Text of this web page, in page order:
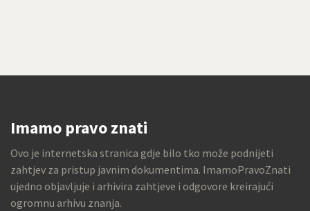
Imamo pravo znati
Ovo je internetska stranica gdje bilo tko može podnijeti
zahtjev za pristup javnim dokumentima. ImamoPravoZnati
ujedno objavljuje i arhivira zahtjeve i odgovore kreirajući
ogromnu arhivu znanja.